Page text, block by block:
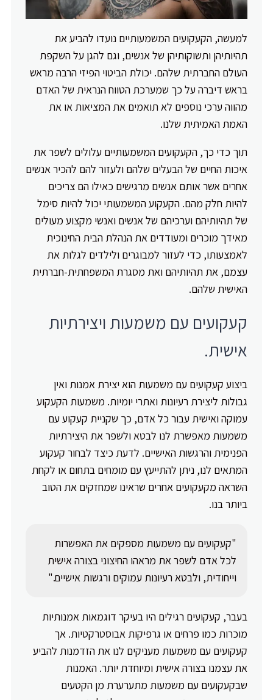
למעשה, הקעקועים המשמעותיים נועדו להביע את
תהיותיהן ותשוקותיהן של אנשים, וגם להגן על השקפת
העולם החברתית שלהם. יכולת הביטוי הפיזי הרבה מראש
בראש דיברה על כך שמערכת הטווח הנראית של האדם
מהווה ערכי נוספים לא תואמים את המציאות או את
האמת האמיתית שלנו.
תוך כדי כך, הקעקועים המשמעותיים עלולים לשפר את
איכות החיים של הבעלים שלהם ולעזור להם להכיר אנשים
אחרים אשר אותם אנשים מרגישים כאילו הם צריכים
להיות חלק מהם. הקעקוע המשמעותי יכול להיות סימל
של תהיותיהם וערכיהם של אנשים ואנשי מקצוע מעולים
מאידך מוכרים ומעודדים את הנהלת הבית החינוכית
לאמצעותו, כדי לעזור למבוגרים ולילדים לגלות את
עצמם, את תהיותיהם ואת מסגרת המשפחתית-חברתית
האישית שלהם.
קעקועים עם משמעות ויצירתיות
אישית.
ביצוע קעקועים עם משמעות הוא יצירת אמנות ואין
גבולות ליצירת רעיונות ואתרי יומיות. משמעות הקעקוע
עמוקה ואישית עבור כל אדם, כך שקניית קעקוע עם
משמעות מאפשרת לנו לבטא ולשפר את היצירתיות
הפנימית והרגשות האישיים. לדעת כיצד לבחור קעקוע
המתאים לנו, ניתן להתייעץ עם מומחים בתחום או לקחת
השראה מקעקועים אחרים שראינו שמחזקים את הטוב
ביותר בנו.
"קעקועים עם משמעות מספקים את האפשרות
לכל אדם לשפר את מראהו החיצוני בצורה אישית
וייחודית, ולבטא רעיונות עמוקים ורגשות אישיים."
בעבר, קעקועים רגילים היו בעיקר דוגמאות אמנותיות
מוכרות כמו פרחים או גרפיקות אבוסטרקטיות. אך
קעקועים עם משמעות מעניקים לנו את הזדמנות להביע
את עצמנו בצורה אישית ומיוחדת יותר. האמנות
שבקעקועים עם משמעות מתערערת מן הקטעים